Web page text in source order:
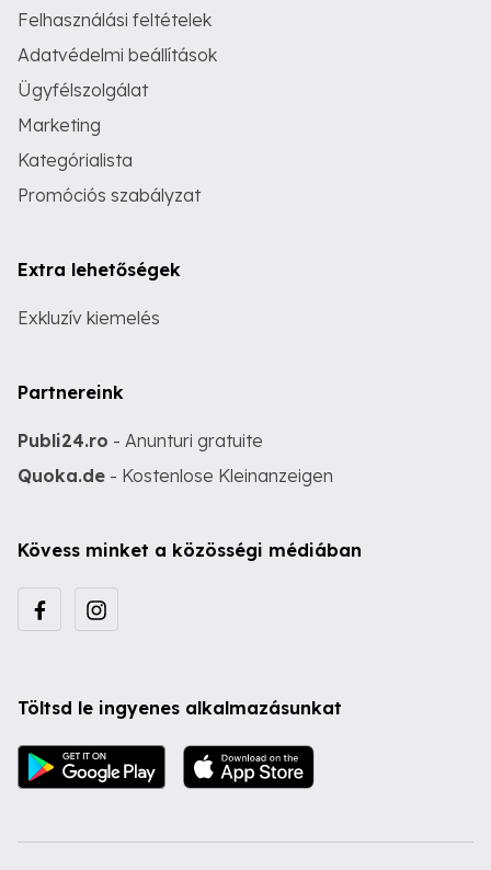
Felhasználási feltételek
Adatvédelmi beállítások
Ügyfélszolgálat
Marketing
Kategórialista
Promóciós szabályzat
Extra lehetőségek
Exkluzív kiemelés
Partnereink
Publi24.ro - Anunturi gratuite
Quoka.de - Kostenlose Kleinanzeigen
Kövess minket a közösségi médiában
Töltsd le ingyenes alkalmazásunkat